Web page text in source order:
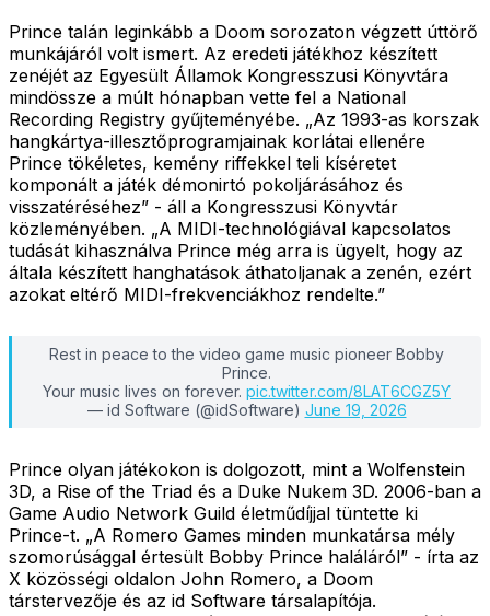
Prince talán leginkább a Doom sorozaton végzett úttörő
munkájáról volt ismert. Az eredeti játékhoz készített
zenéjét az Egyesült Államok Kongresszusi Könyvtára
mindössze a múlt hónapban vette fel a National
Recording Registry gyűjteményébe. „Az 1993-as korszak
hangkártya-illesztőprogramjainak korlátai ellenére
Prince tökéletes, kemény riffekkel teli kíséretet
komponált a játék démonirtó pokoljárásához és
visszatéréséhez” - áll a Kongresszusi Könyvtár
közleményében. „A MIDI-technológiával kapcsolatos
tudását kihasználva Prince még arra is ügyelt, hogy az
általa készített hanghatások áthatoljanak a zenén, ezért
azokat eltérő MIDI-frekvenciákhoz rendelte.”
Rest in peace to the video game music pioneer Bobby
Prince.
Your music lives on forever. pic.twitter.com/8LAT6CGZ5Y
— id Software (@idSoftware) June 19, 2026
Prince olyan játékokon is dolgozott, mint a Wolfenstein
3D, a Rise of the Triad és a Duke Nukem 3D. 2006-ban a
Game Audio Network Guild életműdíjjal tüntette ki
Prince-t. „A Romero Games minden munkatársa mély
szomorúsággal értesült Bobby Prince haláláról” - írta az
X közösségi oldalon John Romero, a Doom
társtervezője és az id Software társalapítója.